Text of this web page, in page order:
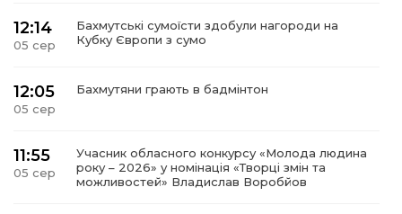
12:14
05 сер
Бахмутські сумоїсти здобули нагороди на
Кубку Європи з сумо
12:05
05 сер
Бахмутяни грають в бадмінтон
11:55
05 сер
Учасник обласного конкурсу «Молода людина
року – 2026» у номінація «Творці змін та
можливостей» Владислав Воробйов